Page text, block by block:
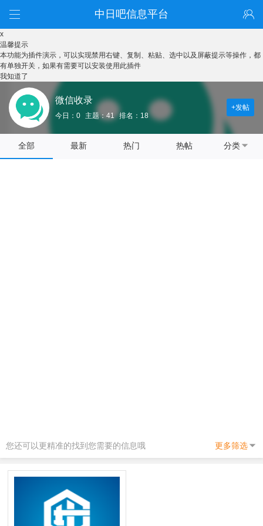
中日吧信息平台
x
温馨提示
本功能为插件演示，可以实现禁用右键、复制、粘贴、选中以及屏蔽提示等操作，都
有单独开关，如果有需要可以安装使用此插件
我知道了
微信收录
今日：0 主题：41 排名：18
+发帖
全部 最新 热门 热帖 分类
您还可以更精准的找到您需要的信息哦 更多筛选